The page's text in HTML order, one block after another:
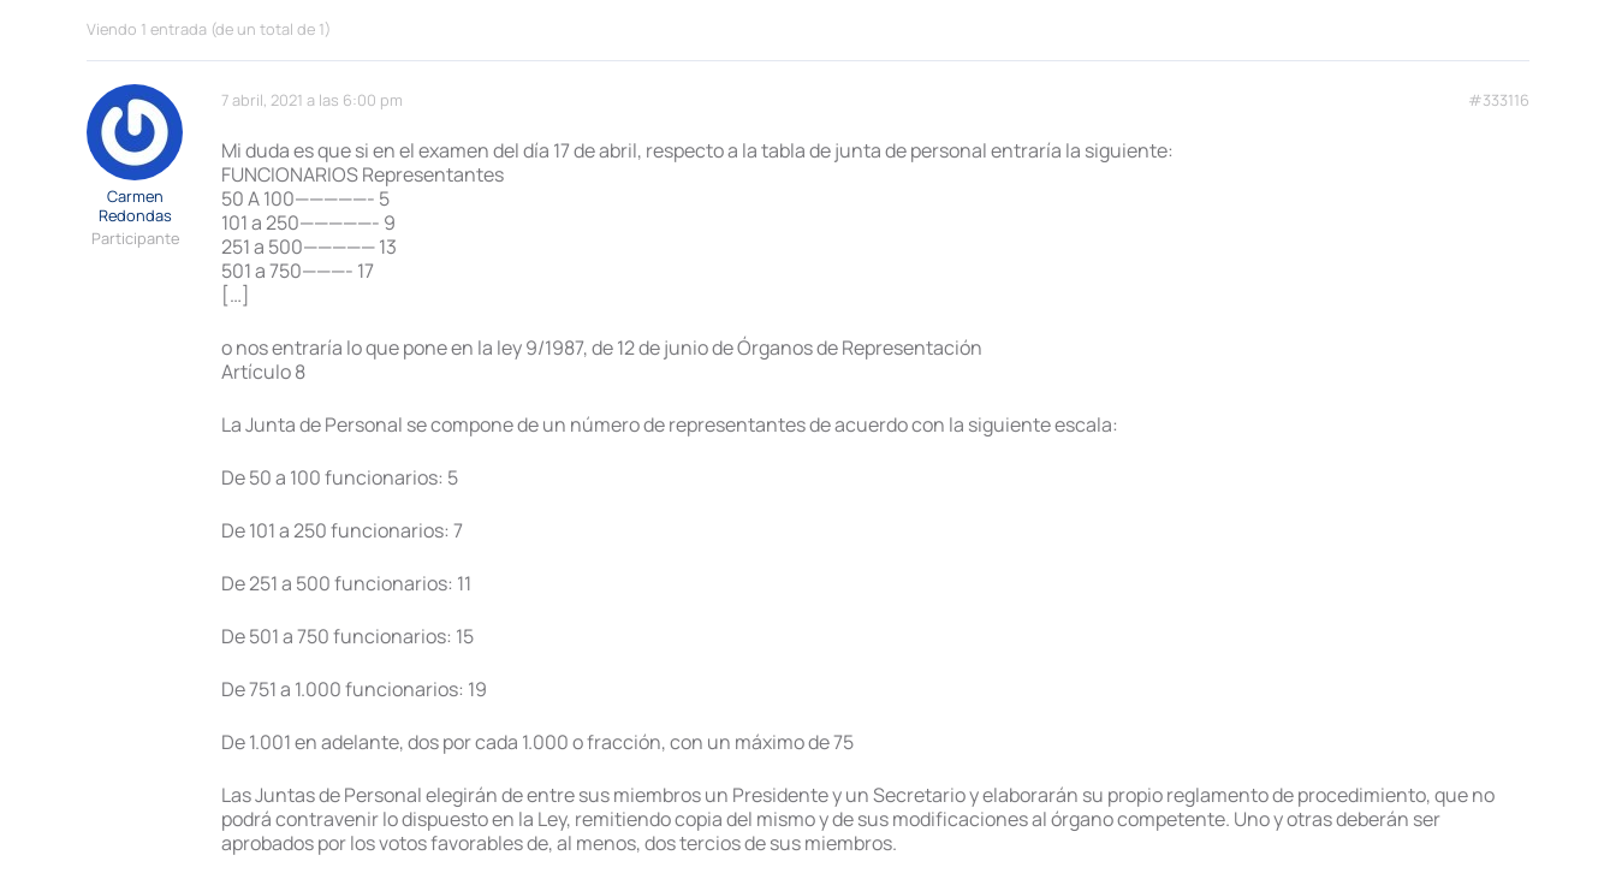
Viendo 1 entrada (de un total de 1)
7 abril, 2021 a las 6:00 pm #333116
Carmen
Redondas
Participante
Mi duda es que si en el examen del día 17 de abril, respecto a la tabla de junta de personal entraría la siguiente:
FUNCIONARIOS Representantes
50 A 100—————- 5
101 a 250—————- 9
251 a 500————— 13
501 a 750———- 17
[…]
o nos entraría lo que pone en la ley 9/1987, de 12 de junio de Órganos de Representación
Artículo 8
La Junta de Personal se compone de un número de representantes de acuerdo con la siguiente escala:
De 50 a 100 funcionarios: 5
De 101 a 250 funcionarios: 7
De 251 a 500 funcionarios: 11
De 501 a 750 funcionarios: 15
De 751 a 1.000 funcionarios: 19
De 1.001 en adelante, dos por cada 1.000 o fracción, con un máximo de 75
Las Juntas de Personal elegirán de entre sus miembros un Presidente y un Secretario y elaborarán su propio reglamento de procedimiento, que no
podrá contravenir lo dispuesto en la Ley, remitiendo copia del mismo y de sus modificaciones al órgano competente. Uno y otras deberán ser
aprobados por los votos favorables de, al menos, dos tercios de sus miembros.